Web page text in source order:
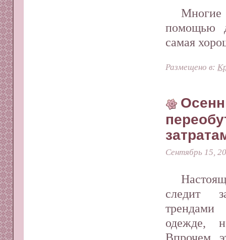
Многие
помощью
самая
Размещено в:
Сентябрь 15,
следит
одежде,
Впрочем,